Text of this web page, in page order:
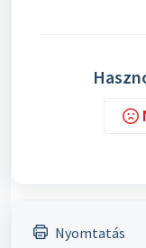
Nyomtatás